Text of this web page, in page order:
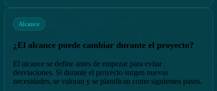
Alcance
¿El alcance puede cambiar durante el proyecto?
El alcance se define antes de empezar para evitar
desviaciones. Si durante el proyecto surgen nuevas
necesidades, se valoran y se planifican como siguientes pasos.